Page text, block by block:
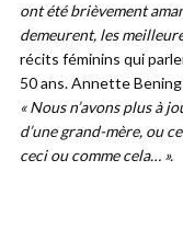
ont été brièvement
demeurent, les
récits féminins qui
50 ans. Annette
« Nous n’avons plus à
d’une grand-mère, ou
ceci ou comme cela… ».